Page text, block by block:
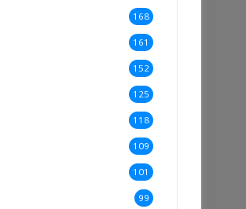
168
161
152
125
118
109
101
99